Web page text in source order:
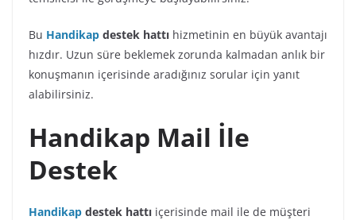
Bu Handikap destek hattı hizmetinin en büyük avantajı
hızdır. Uzun süre beklemek zorunda kalmadan anlık bir
konuşmanın içerisinde aradığınız sorular için yanıt
alabilirsiniz.
Handikap Mail İle
Destek
Handikap destek hattı içerisinde mail ile de müşteri